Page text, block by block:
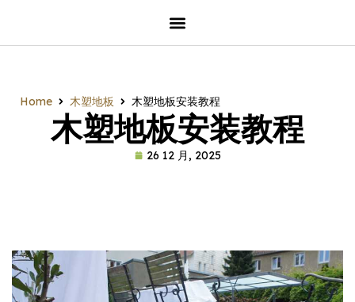
Home 木塑地板 木塑地板安装教程
木塑地板安装教程
26 12 月, 2025